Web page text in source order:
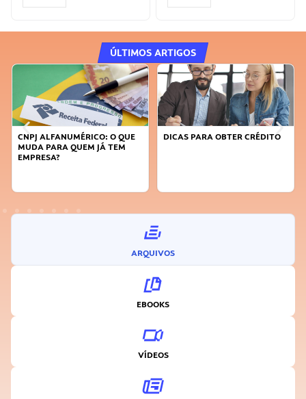
ÚLTIMOS ARTIGOS
CNPJ ALFANUMÉRICO: O QUE
MUDA PARA QUEM JÁ TEM
EMPRESA?
DICAS PARA OBTER CRÉDITO
ARQUIVOS
EBOOKS
VÍDEOS